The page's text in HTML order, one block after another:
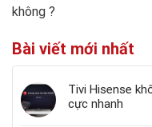
không ?
Bài viết mới nhất
Tivi Hisense
cực nhanh